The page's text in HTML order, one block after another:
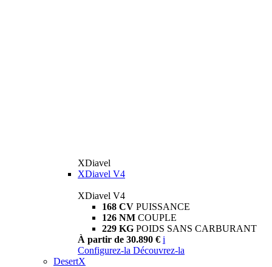
XDiavel
XDiavel V4
XDiavel V4
168 CV PUISSANCE
126 NM COUPLE
229 KG POIDS SANS CARBURANT
À partir de 30.890 € i
Configurez-la Découvrez-la
DesertX